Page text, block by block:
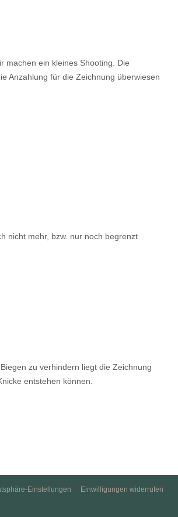
machen ein kleines Shooting. Die
Anzahlung für die Zeichnung überwiesen
nicht mehr, bzw. nur noch begrenzt
zu verhindern liegt die Zeichnung
entstehen können.
Einstellungen Einwilligungen widerrufen